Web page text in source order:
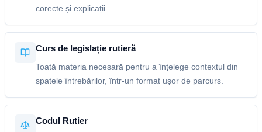
corecte și explicații.
Curs de legislație rutieră
Toată materia necesară pentru a înțelege contextul din
spatele întrebărilor, într-un format ușor de parcurs.
Codul Rutier